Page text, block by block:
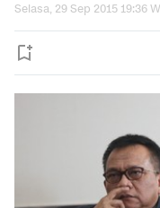
Selasa, 29 Sep 2015 19:36